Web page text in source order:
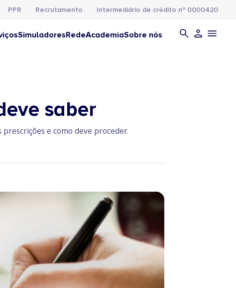
PPR Recrutamento Intermediário de crédito nº 0000420
SimuladoresRedeAcademiaSobre nós
saber
e como deve proceder.